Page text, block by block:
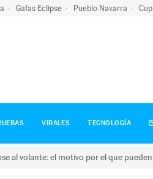
Gafas Eclipse Pueblo Navarra
VIRALES TECNOLOGÍA
al volante: el motivo por el que